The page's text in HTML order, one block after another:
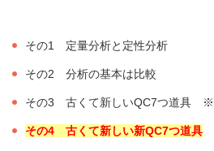
その1 定量分析と定性分析
その2 分析の基本は比較
その3 古くて新しいQC7つ道具
その4 古くて新しい新QC7つ道具